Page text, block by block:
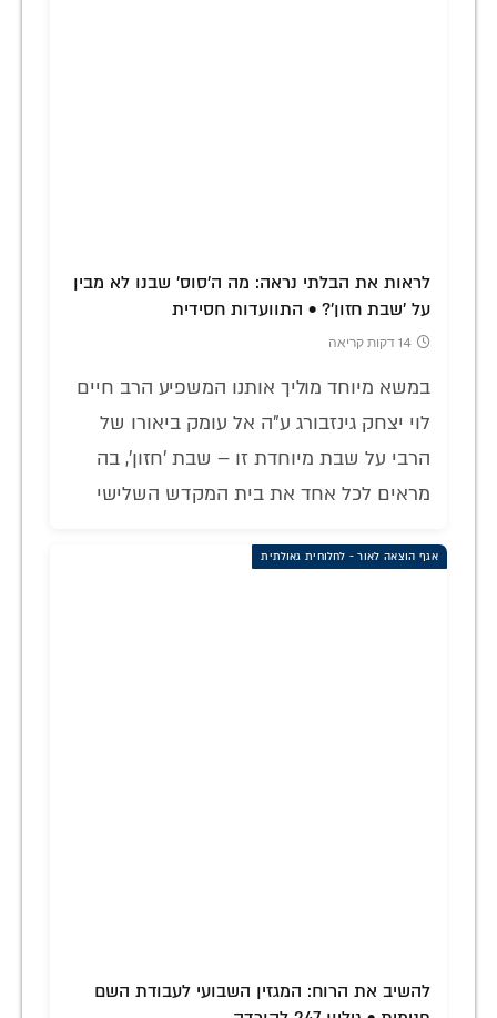
לראות את הבלתי נראה: מה ה'סוס' שבנו לא מבין
על 'שבת חזון'? • התוועדות חסידית
14 דקות קריאה
במשא מיוחד מוליך אותנו המשפיע הרב חיים
לוי יצחק גינזבורג ע"ה אל עומק ביאורו של
הרבי על שבת מיוחדת זו – שבת 'חזון', בה
מראים לכל אחד את בית המקדש השלישי
אגף הוצאה לאור - לחלוחית גאולתית
להשיב את הרוח: המגזין השבועי לעבודת השם